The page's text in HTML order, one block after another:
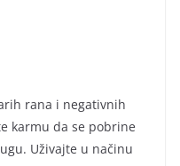
rana i negativnih
karmu da se pobrine
Uživajte u načinu